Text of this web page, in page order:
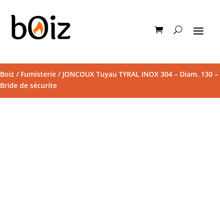
Boiz / Fumisterie / JONCOUX Tuyau TYRAL INOX 304 – Diam. 130 –
Bride de sécurite